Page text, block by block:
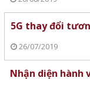
5G thay đổi
26/07/2019
Nhận diện hành